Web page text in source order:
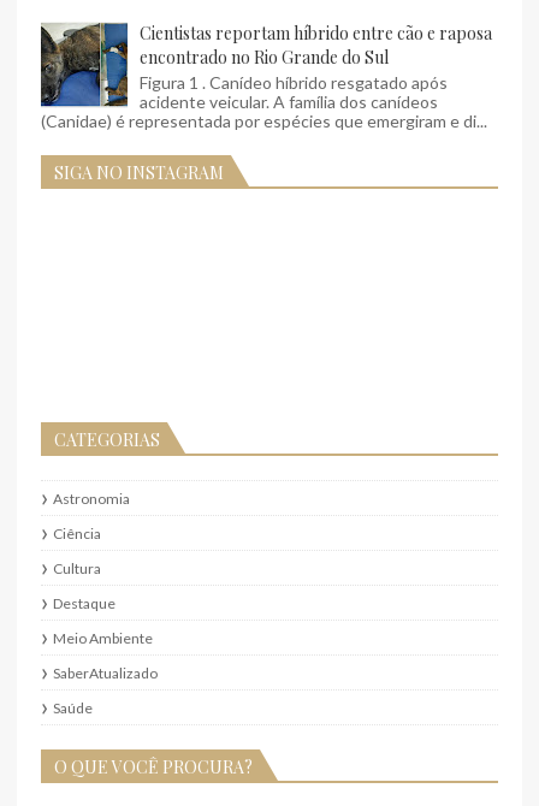
Cientistas reportam híbrido entre cão e raposa
encontrado no Rio Grande do Sul
Figura 1 . Canídeo híbrido resgatado após
acidente veicular. A família dos canídeos
(Canidae) é representada por espécies que emergiram e di...
SIGA NO INSTAGRAM
CATEGORIAS
Astronomia
Ciência
Cultura
Destaque
Meio Ambiente
SaberAtualizado
Saúde
O QUE VOCÊ PROCURA?